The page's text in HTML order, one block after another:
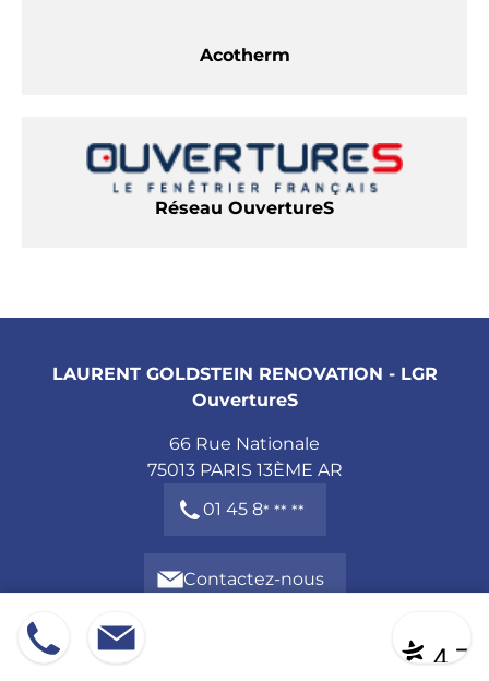
01 45 8* ** **
4,7
Acotherm
Réseau OuvertureS
LAURENT GOLDSTEIN RENOVATION - LGR
OuvertureS
66 Rue Nationale
75013 PARIS 13ÈME AR
01 45 8* ** **
Contactez-nous